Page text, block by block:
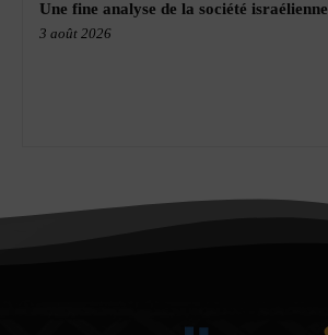
Une fine analyse de la société israélienne
3 août 2026